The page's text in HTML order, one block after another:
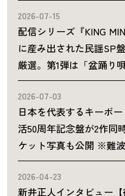
2026-07-15
配信シリーズ『KING
に産み出された民謡SP
厳選。第1弾は「盆踊り
2026-07-03
日本を代表するキーボ
活50周年記念盤が2作同
ケット写真も公開 ※難
2026-04-23
新井正人インタビュー【